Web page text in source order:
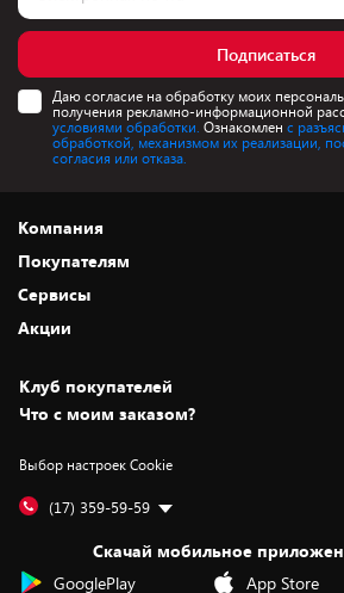
Подписаться
Даю согласие на обработку моих
получения рекламно-информационной
условиями обработки. Ознакомлен с
обработкой, механизмом их реализации,
согласия или отказа.
Компания
О нас
Адреса магазинов
Новости
Статьи и обзоры
Вакансии
Дай пять добру!
Покупателям
Как сделать заказ
Оплата и доставка
Безналичный расчёт
Обмен и возврат товара
Обработка персональных данных
Подарочные карты
Сервисы
Установка техники
Для игровых консолей
Для мобильных устройств
Для компьютеров
Сервисные центры
Акции
Скидки и промокоды
Белорусские товары
Бонусы
Оплата частями
Новинки
Клуб покупателей
Что с моим заказом?
Выбор настроек Cookie
(17) 359-59-59
Скачай мобильное
GooglePlay
App Store